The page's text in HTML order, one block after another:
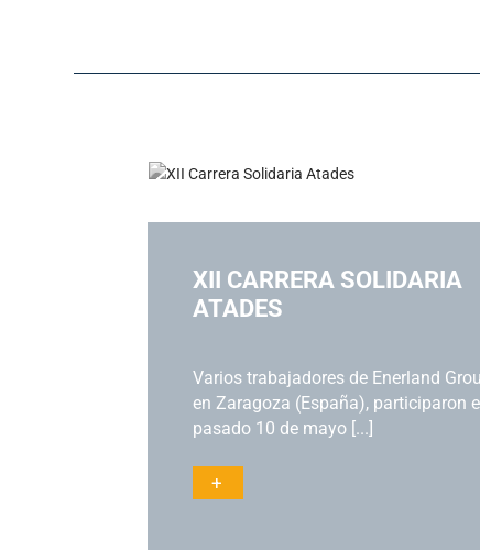
XII CARRERA SOLIDARIA
ATADES
Varios trabajadores de Enerland
en Zaragoza (España), participaron
pasado 10 de mayo [...]
+